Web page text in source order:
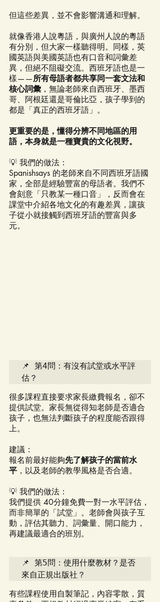
但這些差異，並不會影響溝通和理解。
就像香港人說粵語，與廣州人說的粵語
有分別，但大家一樣聽得明。同樣，英
國英語與美國英語也有口音和詞彙差
異，但絕不阻礙交流。西班牙語也是一
樣——所有母語者都共享同一套文法和
核心詞彙 ，無論老師來自西班牙、墨西
哥、阿根廷還是哥倫比亞，孩子學到的
都是「真正的西班牙語」。
更重要的是，懂得分辨不同地區的用
語，本身就是一種寶貴的文化視野。
💡 我們的做法：
Spanishsays 的老師來自不同西班牙語國
家，全部是經驗豐富的母語者。我們不
會刻意「只教某一種口音」，反而會在
課堂中介紹各地文化的有趣差異，讓孩
子從小就接觸到西班牙語的豐富與多
元。
📌 第4問：有沒有試堂或水平評
估？
很多課程直接要求家長繳費報名，卻不
提供試堂。家長無從得知老師是否適合
孩子，也無法判斷孩子的程度能否跟得
上。
建議：
報名前最好能夠先了解孩子的當前水
平 ，以及老師的教學風格是否合適。
💡 我們的做法：
我們提供 40分鐘免費一對一水平評估，
而非簡單的「試堂」。老師會與孩子互
動，評估其聽力、詞彙量、開口能力，
再建議最適合的班別。
📌 第5問：使用什麼教材？是否
來自正規出版社？
有些課程使用自製筆記，內容零散，質